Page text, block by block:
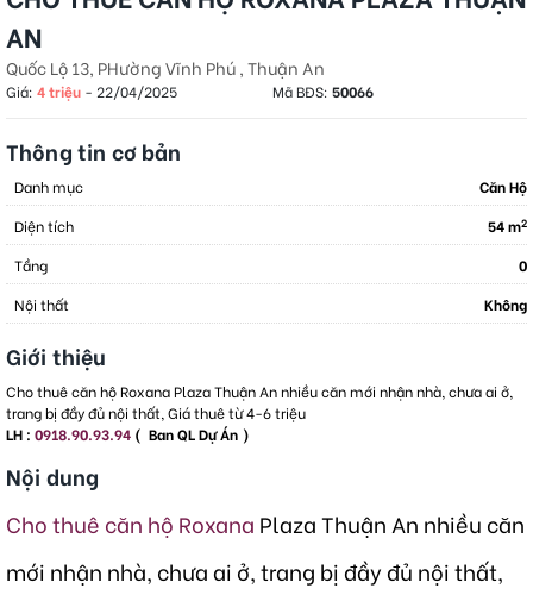
AN
Quốc Lộ 13, PHường Vĩnh Phú , Thuận An
Giá: 4 triệu - 22/04/2025 Mã BĐS: 50066
Thông tin cơ bản
Danh mục
Căn Hộ
Diện tích
54 m2
Tầng
0
Nội thất
Không
Giới thiệu
Cho thuê căn hộ Roxana Plaza Thuận An nhiều căn mới nhận nhà, chưa ai ở,
trang bị đầy đủ nội thất, Giá thuê từ 4-6 triệu
LH : 0918.90.93.94 ( Ban QL Dự Án )
Nội dung
Cho thuê căn hộ Roxana Plaza Thuận An nhiều căn
mới nhận nhà, chưa ai ở, trang bị đầy đủ nội thất,